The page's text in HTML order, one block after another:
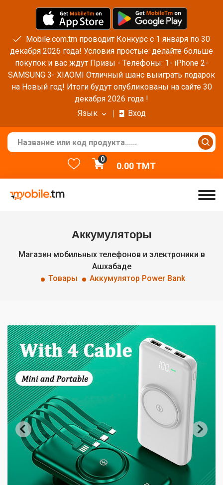
Mobile.com.tm проводит Конкурс с 1 января по 30
декабря 2026 года! Условия простые: делайте больше
покупок и вас ждут Призы - Телефоны: 1- iPhone 2-
SAMSUNG 3- XIAOMI Отличный шанс выиграть подарок
на Новый год! Итоги будут опубликованы на сайте 30
декабря 2026 года !
Язык
Вход
0
0.00TMT
Аккумуляторы
Магазин мобильных телефонов и электроники в
Ашхабаде
Товары
Аккумулятор Power Bank